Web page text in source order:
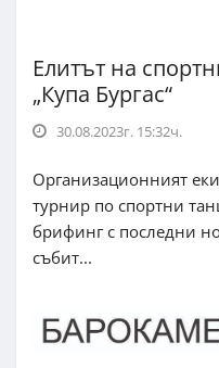
Елитът на
„Купа Бургас“
30.08.2023г. 15:32ч.
Организационният
турнир по спортни
брифинг с последни
събит...